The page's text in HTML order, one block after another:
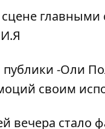
главными
-Оли
своим
вечера стало